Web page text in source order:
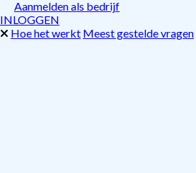
Aanmelden als bedrijf
INLOGGEN
Hoe het werkt Meest gestelde vragen